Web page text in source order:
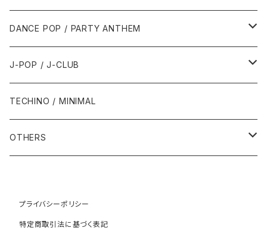
1995年
1996年
1998年
2001年
2005年
2007年
2010年
2011年
2016年
1999年
2001年
2005年
2007年
1987年
1990年
1991年
2000年代
1990年
1991年
1996年 - 1999年
2000年代
2000年
2001年
1980年代
1985年・以前
1986年
1990年代
1990年
1991年
1993年
2000年代
2000年
2002年
DANCE POP / PARTY ANTHEM
1980年代
1988年・以前
1989年
1990年代
1990年
1992年
2000年代
2001年
J-POP / J-CLUB
1980年代
1990年代
1991年
2000年
TECHINO / MINIMAL
OTHERS
1985年・以前
1990年代
プライバシーポリシー
特定商取引法に基づく表記